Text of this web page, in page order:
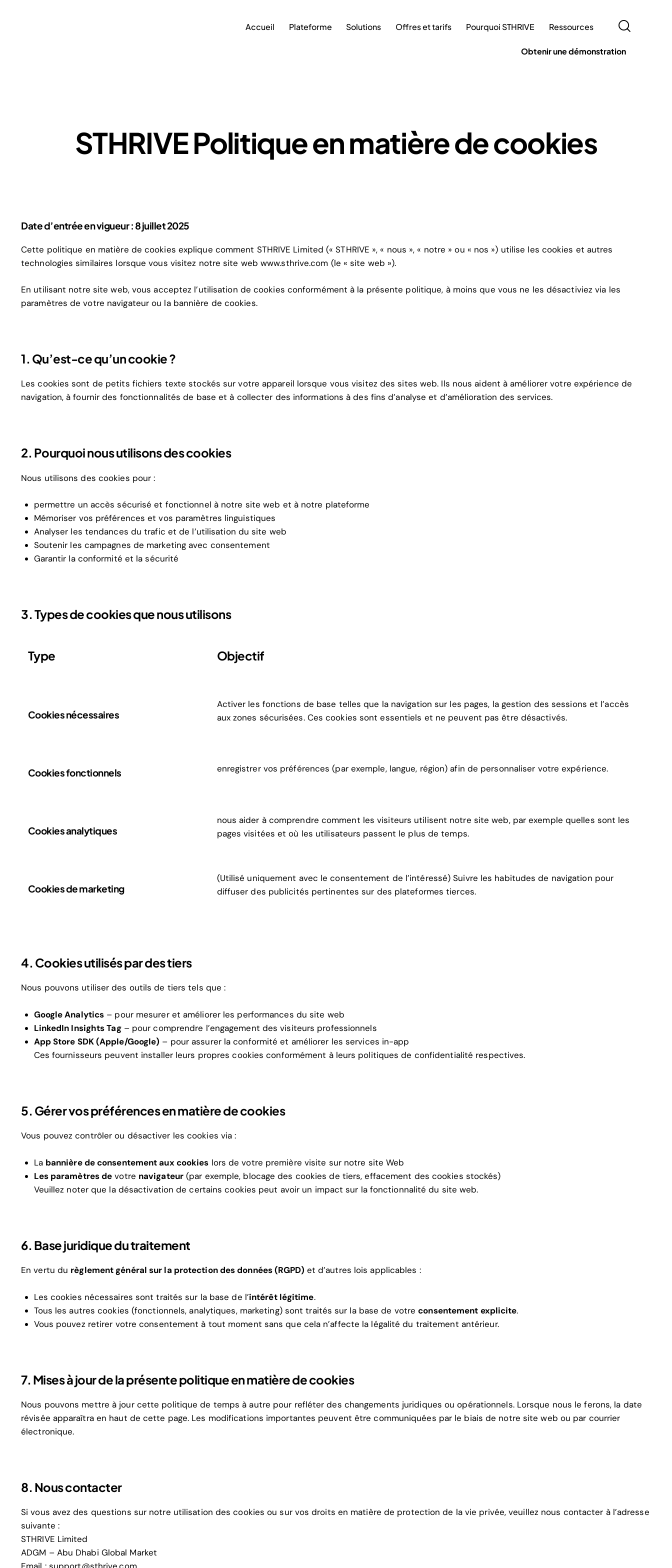
Accueil Plateforme Solutions Offres et tarifs Pourquoi STHRIVE Ressources
Obtenir une démonstration
STHRIVE Politique en matière de cookies
Date d’entrée en vigueur : 8 juillet 2025
Cette politique en matière de cookies explique comment STHRIVE Limited (« STHRIVE », « nous », « notre » ou « nos ») utilise les cookies et autres
technologies similaires lorsque vous visitez notre site web www.sthrive.com (le « site web »).
En utilisant notre site web, vous acceptez l’utilisation de cookies conformément à la présente politique, à moins que vous ne les désactiviez via les
paramètres de votre navigateur ou la bannière de cookies.
1. Qu’est-ce qu’un cookie ?
Les cookies sont de petits fichiers texte stockés sur votre appareil lorsque vous visitez des sites web. Ils nous aident à améliorer votre expérience de
navigation, à fournir des fonctionnalités de base et à collecter des informations à des fins d’analyse et d’amélioration des services.
2. Pourquoi nous utilisons des cookies
Nous utilisons des cookies pour :
permettre un accès sécurisé et fonctionnel à notre site web et à notre plateforme
Mémoriser vos préférences et vos paramètres linguistiques
Analyser les tendances du trafic et de l’utilisation du site web
Soutenir les campagnes de marketing avec consentement
Garantir la conformité et la sécurité
3. Types de cookies que nous utilisons
Type Objectif
Cookies nécessaires
Activer les fonctions de base telles que la navigation sur les pages, la gestion des sessions et l’accès
aux zones sécurisées. Ces cookies sont essentiels et ne peuvent pas être désactivés.
Cookies fonctionnels enregistrer vos préférences (par exemple, langue, région) afin de personnaliser votre expérience.
Cookies analytiques
nous aider à comprendre comment les visiteurs utilisent notre site web, par exemple quelles sont les
pages visitées et où les utilisateurs passent le plus de temps.
Cookies de marketing
(Utilisé uniquement avec le consentement de l’intéressé) Suivre les habitudes de navigation pour
diffuser des publicités pertinentes sur des plateformes tierces.
4. Cookies utilisés par des tiers
Nous pouvons utiliser des outils de tiers tels que :
Google Analytics – pour mesurer et améliorer les performances du site web
LinkedIn Insights Tag– pour comprendre l’engagement des visiteurs professionnels
App Store SDK (Apple/Google) – pour assurer la conformité et améliorer les services in-app
Ces fournisseurs peuvent installer leurs propres cookies conformément à leurs politiques de confidentialité respectives.
5. Gérer vos préférences en matière de cookies
Vous pouvez contrôler ou désactiver les cookies via :
La bannière de consentement aux cookies lors de votre première visite sur notre site Web
Les paramètres de votre navigateur(par exemple, blocage des cookies de tiers, effacement des cookies stockés)
Veuillez noter que la désactivation de certains cookies peut avoir un impact sur la fonctionnalité du site web.
6. Base juridique du traitement
En vertu du règlement général sur la protection des données (RGPD) et d’autres lois applicables :
Les cookies nécessaires sont traités sur la base de l’intérêt légitime.
Tous les autres cookies (fonctionnels, analytiques, marketing) sont traités sur la base de votreconsentement explicite.
Vous pouvez retirer votre consentement à tout moment sans que cela n’affecte la légalité du traitement antérieur.
7. Mises à jour de la présente politique en matière de cookies
Nous pouvons mettre à jour cette politique de temps à autre pour refléter des changements juridiques ou opérationnels. Lorsque nous le ferons, la date
révisée apparaîtra en haut de cette page. Les modifications importantes peuvent être communiquées par le biais de notre site web ou par courrier
électronique.
8. Nous contacter
Si vous avez des questions sur notre utilisation des cookies ou sur vos droits en matière de protection de la vie privée, veuillez nous contacter à l’adresse
suivante :
STHRIVE Limited
ADGM – Abu Dhabi Global Market